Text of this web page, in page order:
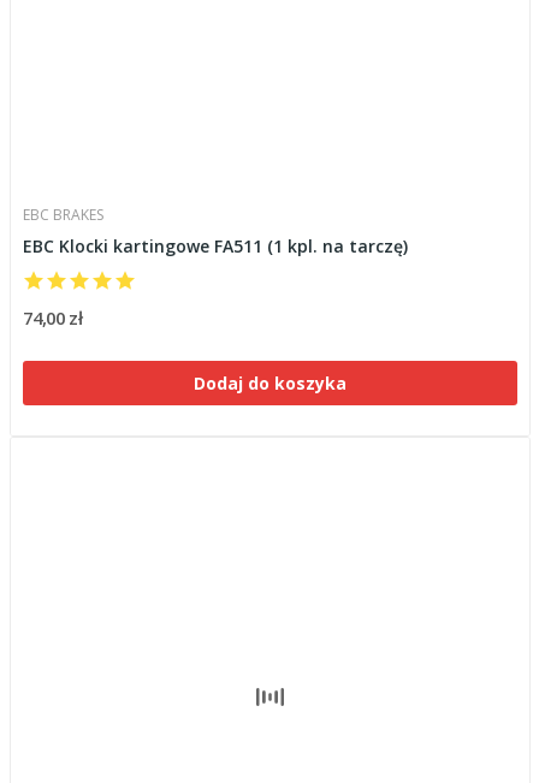
EBC BRAKES
EBC Klocki kartingowe FA511 (1 kpl. na tarczę)
74,00 zł
Dodaj do koszyka